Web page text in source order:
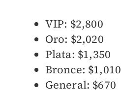
VIP: $2,800
Oro: $2,020
Plata: $1,350
Bronce: $1,010
General: $670